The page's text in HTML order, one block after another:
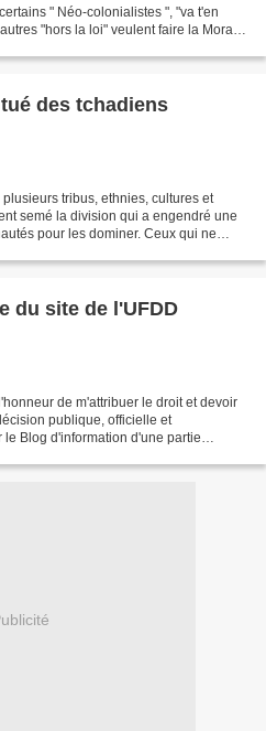
" Néo-colonialistes ", "va t'en
"hors la loi" veulent faire la Morale
des tchadiens
tribus, ethnies, cultures et
semé la division qui a engendré une
pour les dominer. Ceux qui ne
du site de l'UFDD
de m'attribuer le droit et devoir
publique, officielle et
Blog d'information d'une partie